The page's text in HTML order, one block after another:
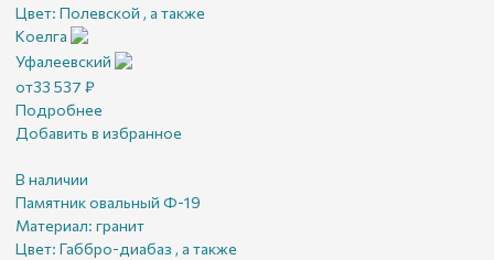
Цвет: Полевской , а также
Коелга
Уфалеевский
от33 537 ₽
Подробнее
Добавить в избранное
В наличии
Памятник овальный Ф-19
Материал: гранит
Цвет: Габбро-диабаз , а также